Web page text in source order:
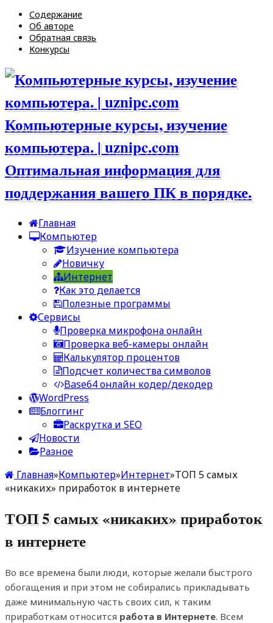
Содержание
Об авторе
Обратная связь
Конкурсы
Компьютерные курсы, изучение
компьютера. | uznipc.com
Оптимальная информация для
поддержания вашего ПК в порядке.
Главная
Компьютер
Изучение компьютера
Новичку
Интернет
Как это делается
Полезные программы
Сервисы
Проверка микрофона онлайн
Проверка веб-камеры онлайн
Калькулятор процентов
Подсчет количества символов
Base64 онлайн кодер/декодер
WordPress
Блоггинг
Раскрутка и SEO
Новости
Разное
Главная»Компьютер»Интернет»ТОП 5 самых
«никаких» приработок в интернете
ТОП 5 самых «никаких» приработок
в интернете
Во все времена были люди, которые желали быстрого
обогащения и при этом не собирались прикладывать
даже минимальную часть своих сил, к таким
приработкам относится работа в Интернете. Всем